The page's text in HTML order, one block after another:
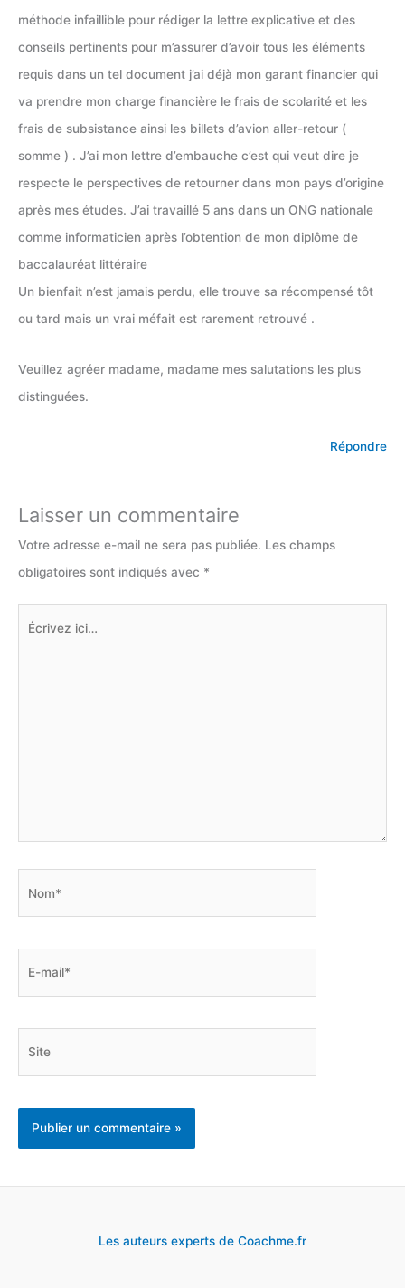
méthode infaillible pour rédiger la lettre explicative et des
conseils pertinents pour m’assurer d’avoir tous les éléments
requis dans un tel document j’ai déjà mon garant financier qui
va prendre mon charge financière le frais de scolarité et les
frais de subsistance ainsi les billets d’avion aller-retour (
somme ) . J’ai mon lettre d’embauche c’est qui veut dire je
respecte le perspectives de retourner dans mon pays d’origine
après mes études. J’ai travaillé 5 ans dans un ONG nationale
comme informaticien après l’obtention de mon diplôme de
baccalauréat littéraire
Un bienfait n’est jamais perdu, elle trouve sa récompensé tôt
ou tard mais un vrai méfait est rarement retrouvé .
Veuillez agréer madame, madame mes salutations les plus
distinguées.
Répondre
Laisser un commentaire
Votre adresse e-mail ne sera pas publiée. Les champs
obligatoires sont indiqués avec *
Les auteurs experts de Coachme.fr